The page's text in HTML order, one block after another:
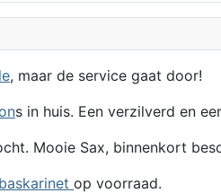
, maar de service gaat door!
s in huis. Een verzilverd en
Mooie Sax, binnenkort
op voorraad.